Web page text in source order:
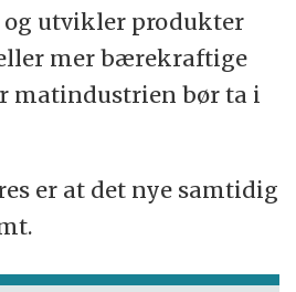
utvikler produkter
mer bærekraftige
matindustrien bør ta i
er at det nye samtidig